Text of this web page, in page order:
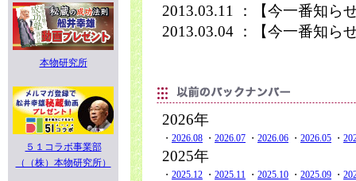
本物研究所
５１コラボ事業部
（（株）本物研究所）
2013.03.11 ：【今一番知ら
2013.03.04 ：【今一番知ら
2026年
・ 2026.08 ・ 2026.07 ・ 2026.06 ・ 2026.05 ・
2025年
・ 2025.12 ・ 2025.11 ・ 2025.10 ・ 2025.09 ・